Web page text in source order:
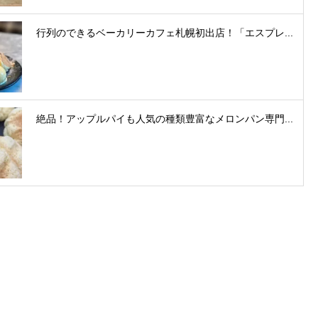
行列のできるベーカリーカフェ札幌初出店！「エスプレ...
絶品！アップルパイも人気の種類豊富なメロンパン専門...